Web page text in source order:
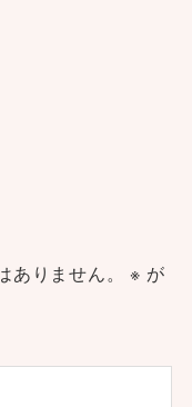
りません。 ※ が